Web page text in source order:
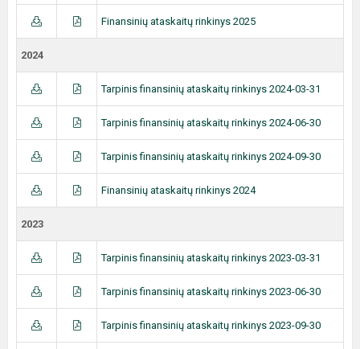
Finansinių ataskaitų rinkinys 2025
2024
Tarpinis finansinių ataskaitų rinkinys 2024-03-31
Tarpinis finansinių ataskaitų rinkinys 2024-06-30
Tarpinis finansinių ataskaitų rinkinys 2024-09-30
Finansinių ataskaitų rinkinys 2024
2023
Tarpinis finansinių ataskaitų rinkinys 2023-03-31
Tarpinis finansinių ataskaitų rinkinys 2023-06-30
Tarpinis finansinių ataskaitų rinkinys 2023-09-30